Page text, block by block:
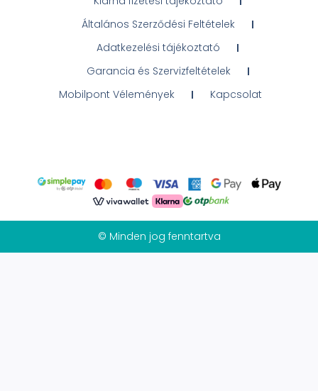
Általános Szerződési Feltételek
Adatkezelési tájékoztató
Garancia és Szervizfeltételek
Mobilpont Vélemények
Kapcsolat
© Minden jog fenntartva